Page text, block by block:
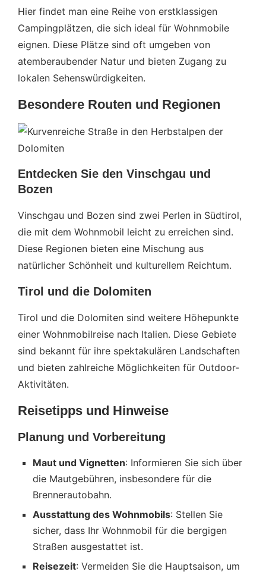
Hier findet man eine Reihe von erstklassigen
Campingplätzen, die sich ideal für Wohnmobile
eignen. Diese Plätze sind oft umgeben von
atemberaubender Natur und bieten Zugang zu
lokalen Sehenswürdigkeiten.
Besondere Routen und Regionen
Entdecken Sie den Vinschgau und
Bozen
Vinschgau und Bozen sind zwei Perlen in Südtirol,
die mit dem Wohnmobil leicht zu erreichen sind.
Diese Regionen bieten eine Mischung aus
natürlicher Schönheit und kulturellem Reichtum.
Tirol und die Dolomiten
Tirol und die Dolomiten sind weitere Höhepunkte
einer Wohnmobilreise nach Italien. Diese Gebiete
sind bekannt für ihre spektakulären Landschaften
und bieten zahlreiche Möglichkeiten für Outdoor-
Aktivitäten.
Reisetipps und Hinweise
Planung und Vorbereitung
Maut und Vignetten: Informieren Sie sich über
die Mautgebühren, insbesondere für die
Brennerautobahn.
Ausstattung des Wohnmobils: Stellen Sie
sicher, dass Ihr Wohnmobil für die bergigen
Straßen ausgestattet ist.
Reisezeit: Vermeiden Sie die Hauptsaison, um